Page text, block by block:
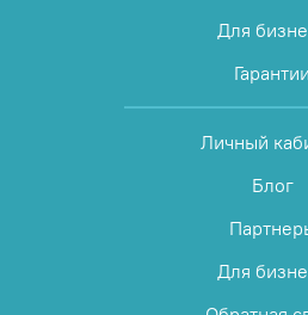
Для
Гарантии
Личный
Блог
Для